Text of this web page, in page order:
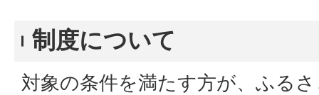
制度について
対象の条件を満たす方が、ふる